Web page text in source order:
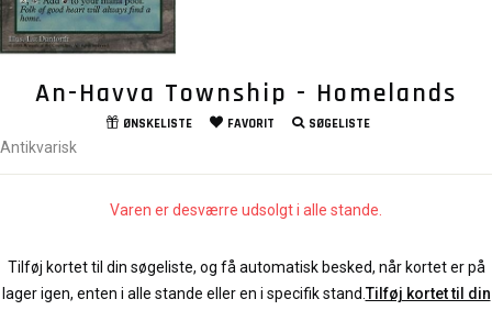
An-Havva Township - Homelands
ØNSKELISTE FAVORIT SØGELISTE
Antikvarisk
Varen er desværre udsolgt i alle stande.
Tilføj kortet til din søgeliste, og få automatisk besked, når kortet er på
lager igen, enten i alle stande eller en i specifik stand.Tilføj kortet til din